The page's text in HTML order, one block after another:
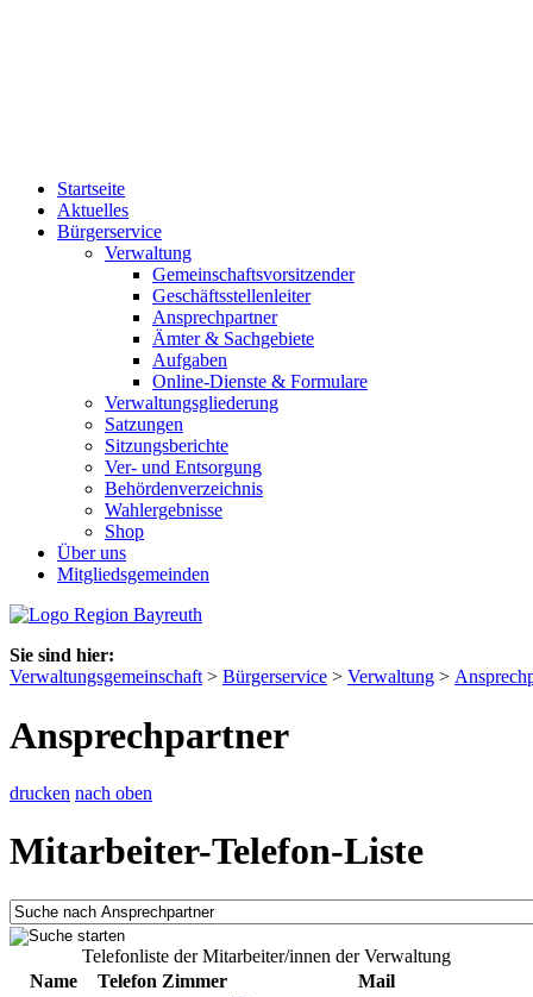
Startseite
Aktuelles
Bürgerservice
Verwaltung
Gemeinschaftsvorsitzender
Geschäftsstellenleiter
Ansprechpartner
Ämter & Sachgebiete
Aufgaben
Online-Dienste & Formulare
Verwaltungsgliederung
Satzungen
Sitzungsberichte
Ver- und Entsorgung
Behördenverzeichnis
Wahlergebnisse
Shop
Über uns
Mitgliedsgemeinden
Sie sind hier:
Verwaltungsgemeinschaft > Bürgerservice > Verwaltung >
Ansprechpartner
drucken nach oben
Mitarbeiter-Telefon-Liste
Telefonliste der Mitarbeiter/innen der Verwaltung
Name
Telefon Zimmer Mail